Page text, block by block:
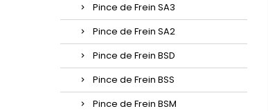
Pince de Frein SA3
Pince de Frein SA2
Pince de Frein BSD
Pince de Frein BSS
Pince de Frein BSM